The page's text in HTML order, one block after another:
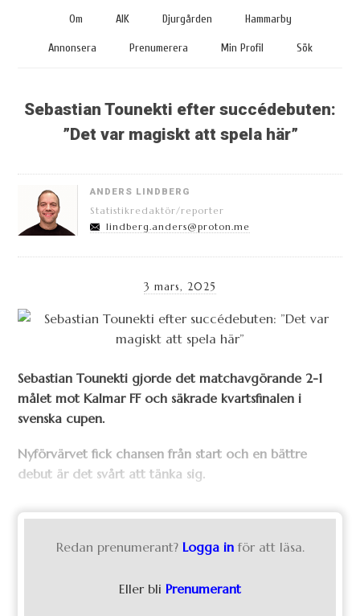
Om AIK Djurgården Hammarby
Annonsera Prenumerera Min Profil Sök
Sebastian Tounekti efter succédebuten:
”Det var magiskt att spela här”
ANDERS LINDBERG
Statistikredaktör/reporter
lindberg.anders@proton.me
3 mars, 2025
Sebastian Tounekti gjorde det matchavgörande 2-1
målet mot Kalmar FF och säkrade kvartsfinalen i
svenska cupen.
Nyförvärvet fick chansen från start och en bättre
debut är det svårt att tänka sig.
Redan prenumerant? Logga in för att läsa.
Eller bli Prenumerant